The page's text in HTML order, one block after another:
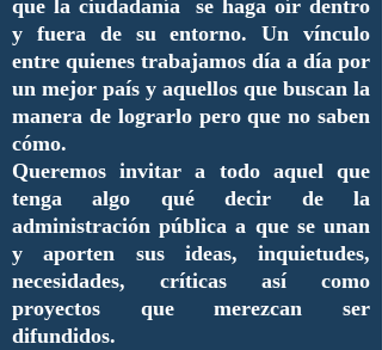
que la ciudadanía se haga oír dentro
y fuera de su entorno. Un vínculo
entre quienes trabajamos día a día por
un mejor país y aquellos que buscan la
manera de lograrlo pero que no saben
cómo.
Queremos invitar a todo aquel que
tenga algo qué decir de la
administración pública a que se unan
y aporten sus ideas, inquietudes,
necesidades, críticas así como
proyectos que merezcan ser
difundidos.